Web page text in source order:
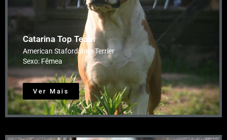
Catarina Top Team
American Stafordshire Terrier
Sexo: Fêmea
Ver Mais